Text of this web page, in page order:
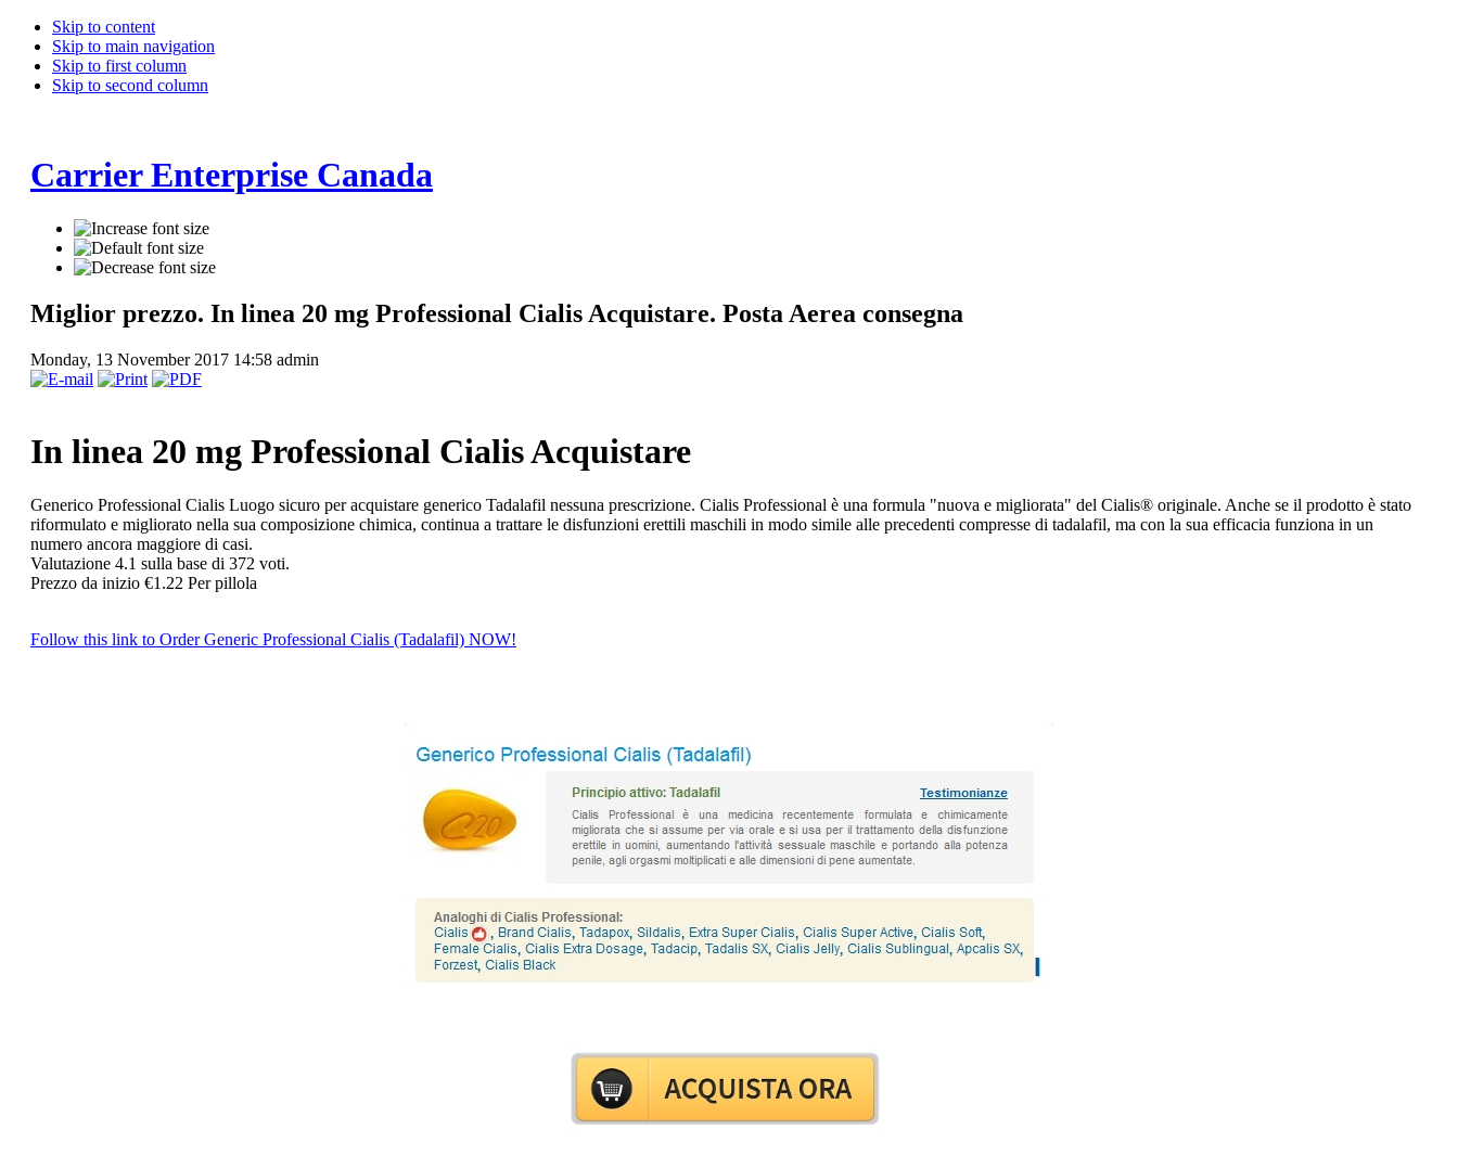
Skip to content
Skip to main navigation
Skip to first column
Skip to second column
Carrier Enterprise Canada
Miglior prezzo. In linea 20 mg Professional Cialis Acquistare. Posta Aerea consegna
Monday, 13 November 2017 14:58 admin
In linea 20 mg Professional Cialis Acquistare
Generico Professional Cialis Luogo sicuro per acquistare generico Tadalafil nessuna prescrizione. Cialis Professional è una formula "nuova e migliorata" del Cialis® originale. Anche se il prodotto è stato
riformulato e migliorato nella sua composizione chimica, continua a trattare le disfunzioni erettili maschili in modo simile alle precedenti compresse di tadalafil, ma con la sua efficacia funziona in un
numero ancora maggiore di casi.
Valutazione 4.1 sulla base di 372 voti.
Prezzo da inizio €1.22 Per pillola
Follow this link to Order Generic Professional Cialis (Tadalafil) NOW!